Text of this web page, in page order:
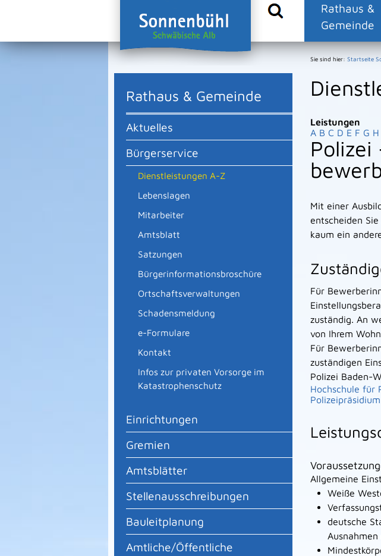
Rathaus &
Gemeinde
Rathaus & Gemeinde
Aktuelles
Bürgerservice
Dienstleistungen A-Z
Lebenslagen
Mitarbeiter
Amtsblatt
Satzungen
Bürgerinformationsbroschüre
Ortschaftsverwaltungen
Schadensmeldung
e-Formulare
Kontakt
Infos zur privaten Vorsorge im
Katastrophenschutz
Einrichtungen
Gremien
Amtsblätter
Stellenausschreibungen
Bauleitplanung
Amtliche/Öffentliche
Sie sind hier: Startseite
Leistungen
A B C D E F G H
Mit einer
entscheiden
kaum ein
Für
zuständig. An
von Ihrem
Für
zuständigen
Polizei Baden-
Hochschule für
Allgemeine
Weiße
deutsche